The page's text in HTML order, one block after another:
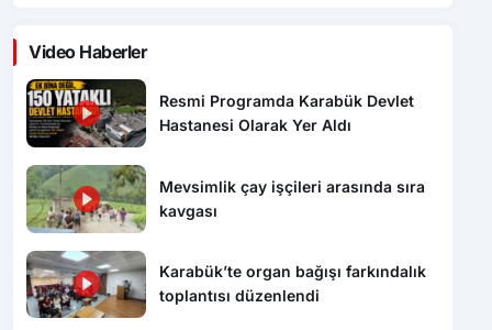
Video Haberler
Resmi Programda Karabük Devlet
Hastanesi Olarak Yer Aldı
Mevsimlik çay işçileri arasında sıra
kavgası
Karabük’te organ bağışı farkındalık
toplantısı düzenlendi